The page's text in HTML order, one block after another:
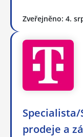
Zveřejněno: 4.
prodeje a